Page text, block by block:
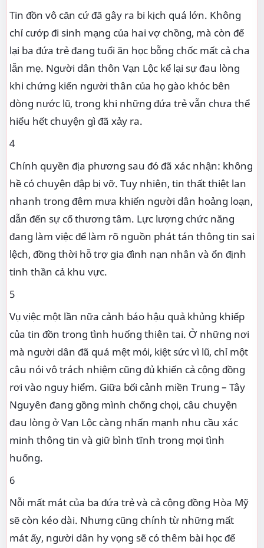
Tin đồn vô căn cứ đã gây ra bi kịch quá lớn. Không
chỉ cướp đi sinh mạng của hai vợ chồng, mà còn để
lại ba đứa trẻ đang tuổi ăn học bỗng chốc mất cả cha
lẫn mẹ. Người dân thôn Vạn Lộc kể lại sự đau lòng
khi chứng kiến người thân của họ gào khóc bên
dòng nước lũ, trong khi những đứa trẻ vẫn chưa thể
hiểu hết chuyện gì đã xảy ra.
4
Chính quyền địa phương sau đó đã xác nhận: không
hề có chuyện đập bị vỡ. Tuy nhiên, tin thất thiệt lan
nhanh trong đêm mưa khiến người dân hoảng loạn,
dẫn đến sự cố thương tâm. Lực lượng chức năng
đang làm việc để làm rõ nguồn phát tán thông tin sai
lệch, đồng thời hỗ trợ gia đình nạn nhân và ổn định
tinh thần cả khu vực.
5
Vụ việc một lần nữa cảnh báo hậu quả khủng khiếp
của tin đồn trong tình huống thiên tai. Ở những nơi
mà người dân đã quá mệt mỏi, kiệt sức vì lũ, chỉ một
câu nói vô trách nhiệm cũng đủ khiến cả cộng đồng
rơi vào nguy hiểm. Giữa bối cảnh miền Trung – Tây
Nguyên đang gồng mình chống chọi, câu chuyện
đau lòng ở Vạn Lộc càng nhấn mạnh nhu cầu xác
minh thông tin và giữ bình tĩnh trong mọi tình
huống.
6
Nỗi mất mát của ba đứa trẻ và cả cộng đồng Hòa Mỹ
sẽ còn kéo dài. Nhưng cũng chính từ những mất
mát ấy, người dân hy vọng sẽ có thêm bài học để